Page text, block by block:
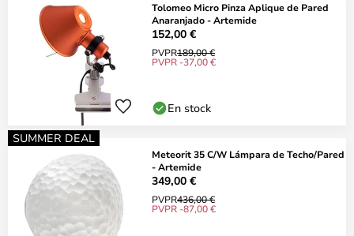
Tolomeo Micro Pinza Aplique de Pared
Anaranjado - Artemide
152,00 €
PVPR189,00 €
PVPR -37,00 €
En stock
SUMMER DEAL
Meteorit 35 C/W Lámpara de Techo/Pared
- Artemide
349,00 €
PVPR436,00 €
PVPR -87,00 €